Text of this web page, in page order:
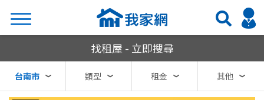
台南市租屋找租屋 - 立即搜尋
台南市 類型 租金 其他